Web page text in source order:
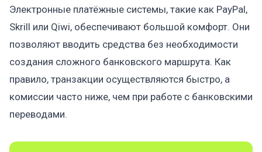
Электронные платёжные системы, такие как PayPal,
Skrill или Qiwi, обеспечивают большой комфорт. Они
позволяют вводить средства без необходимости
создания сложного банковского маршрута. Как
правило, транзакции осуществляются быстро, а
комиссии часто ниже, чем при работе с банковскими
переводами.